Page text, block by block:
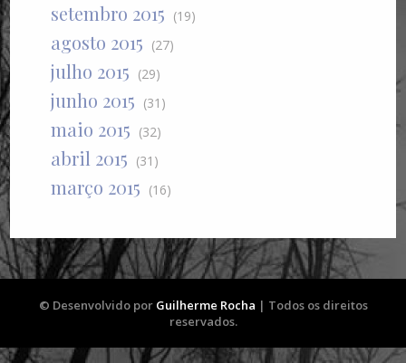
setembro 2015 (19)
agosto 2015 (27)
julho 2015 (29)
junho 2015 (31)
maio 2015 (32)
abril 2015 (31)
março 2015 (16)
© Desenvolvido por Guilherme Rocha | Todos os direitos
reservados.